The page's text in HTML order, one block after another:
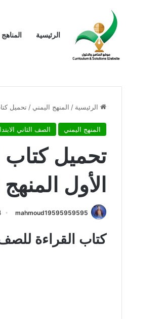
الرئيسية المناهج
الرئيسية / المنهج اليمني / تحميل
المنهج اليمني الصف الثاني
تحميل كتاب
الأول
mahmoud19595959595
كتاب القراءة للصف